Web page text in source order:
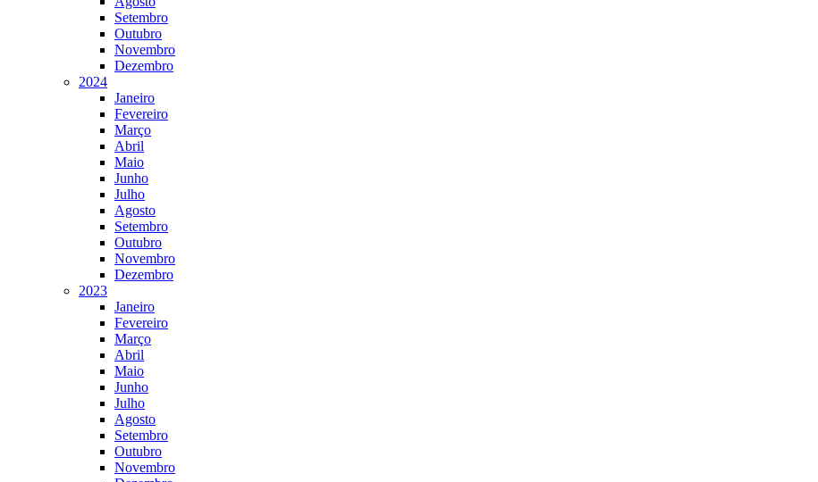
Setembro
Outubro
Novembro
Dezembro
2024
Janeiro
Fevereiro
Março
Abril
Maio
Junho
Julho
Agosto
Setembro
Outubro
Novembro
Dezembro
2023
Janeiro
Fevereiro
Março
Abril
Maio
Junho
Julho
Agosto
Setembro
Outubro
Novembro